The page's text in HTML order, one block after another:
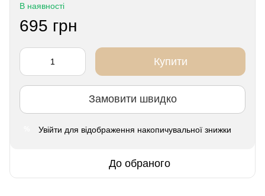
В наявності
695 грн
Купити
Замовити швидко
Увійти для відображення накопичувальної знижки
До обраного